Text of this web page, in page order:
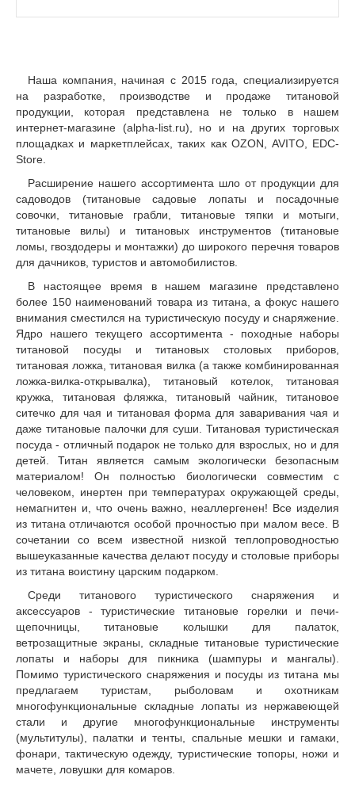
Наша компания, начиная с 2015 года, специализируется
на разработке, производстве и продаже титановой
продукции, которая представлена не только в нашем
интернет-магазине (alpha-list.ru), но и на других торговых
площадках и маркетплейсах, таких как OZON, AVITO, EDC-
Store.
Расширение нашего ассортимента шло от продукции для
садоводов (титановые садовые лопаты и посадочные
совочки, титановые грабли, титановые тяпки и мотыги,
титановые вилы) и титановых инструментов (титановые
ломы, гвоздодеры и монтажки) до широкого перечня товаров
для дачников, туристов и автомобилистов.
В настоящее время в нашем магазине представлено
более 150 наименований товара из титана, а фокус нашего
внимания сместился на туристическую посуду и снаряжение.
Ядро нашего текущего ассортимента - походные наборы
титановой посуды и титановых столовых приборов,
титановая ложка, титановая вилка (а также комбинированная
ложка-вилка-открывалка), титановый котелок, титановая
кружка, титановая фляжка, титановый чайник, титановое
ситечко для чая и титановая форма для заваривания чая и
даже титановые палочки для суши. Титановая туристическая
посуда - отличный подарок не только для взрослых, но и для
детей. Титан является самым экологически безопасным
материалом! Он полностью биологически совместим с
человеком, инертен при температурах окружающей среды,
немагнитен и, что очень важно, неаллергенен! Все изделия
из титана отличаются особой прочностью при малом весе. В
сочетании со всем известной низкой теплопроводностью
вышеуказанные качества делают посуду и столовые приборы
из титана воистину царским подарком.
Среди титанового туристического снаряжения и
аксессуаров - туристические титановые горелки и печи-
щепочницы, титановые колышки для палаток,
ветрозащитные экраны, складные титановые туристические
лопаты и наборы для пикника (шампуры и мангалы).
Помимо туристического снаряжения и посуды из титана мы
предлагаем туристам, рыболовам и охотникам
многофункциональные складные лопаты из нержавеющей
стали и другие многофункциональные инструменты
(мультитулы), палатки и тенты, спальные мешки и гамаки,
фонари, тактическую одежду, туристические топоры, ножи и
мачете, ловушки для комаров.